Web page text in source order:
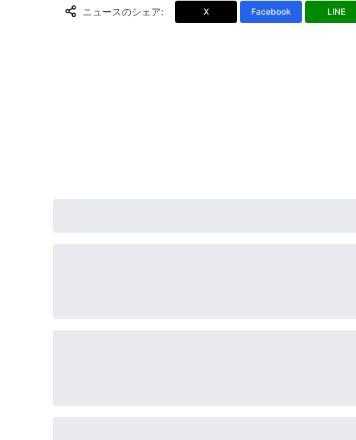
ニュースのシェア: X Facebook LINE